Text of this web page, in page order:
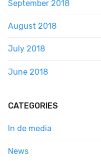
September 2018
August 2018
July 2018
June 2018
CATEGORIES
In de media
News